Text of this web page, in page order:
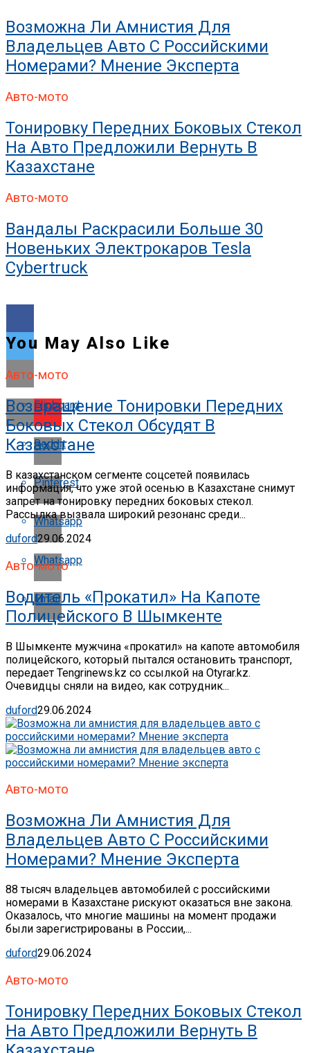
Возможна Ли Амнистия Для
Владельцев Авто С Российскими
Номерами? Мнение Эксперта
Авто-мото
Тонировку Передних Боковых Стекол
На Авто Предложили Вернуть В
Казахстане
Авто-мото
Вандалы Раскрасили Больше 30
Новеньких Электрокаров Tesla
Cybertruck
Flipboard
Reddit
Pinterest
Whatsapp
Whatsapp
Email
You May Also Like
Авто-мото
Возвращение Тонировки Передних
Боковых Стекол Обсудят В
Казахстане
В казахстанском сегменте соцсетей появилась
информация, что уже этой осенью в Казахстане снимут
запрет на тонировку передних боковых стекол.
Рассылка вызвала широкий резонанс среди...
duford29.06.2024
Авто-мото
Водитель «прокатил» На Капоте
Полицейского В Шымкенте
В Шымкенте мужчина «прокатил» на капоте автомобиля
полицейского, который пытался остановить транспорт,
передает Tengrinews.kz со ссылкой на Otyrar.kz.
Очевидцы сняли на видео, как сотрудник...
duford29.06.2024
Авто-мото
Возможна Ли Амнистия Для
Владельцев Авто С Российскими
Номерами? Мнение Эксперта
88 тысяч владельцев автомобилей с российскими
номерами в Казахстане рискуют оказаться вне закона.
Оказалось, что многие машины на момент продажи
были зарегистрированы в России,...
duford29.06.2024
Авто-мото
Тонировку Передних Боковых Стекол
На Авто Предложили Вернуть В